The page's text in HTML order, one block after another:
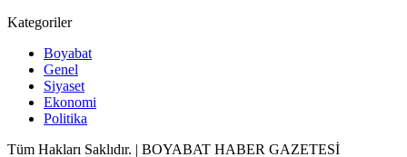
Kategoriler
Boyabat
Genel
Siyaset
Ekonomi
Politika
Tüm Hakları Saklıdır. | BOYABAT HABER GAZETESİ